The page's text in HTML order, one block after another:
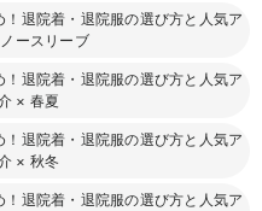
退院着・退院服の選び方と人気ア
ノースリーブ
退院着・退院服の選び方と人気ア
× 春夏
退院着・退院服の選び方と人気ア
× 秋冬
退院着・退院服の選び方と人気ア